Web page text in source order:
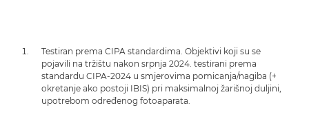
Testiran prema CIPA standardima. Objektivi koji su se
pojavili na tržištu nakon srpnja 2024. testirani prema
standardu CIPA-2024 u smjerovima pomicanja/nagiba (+
okretanje ako postoji IBIS) pri maksimalnoj žarišnoj duljini,
upotrebom određenog fotoaparata.